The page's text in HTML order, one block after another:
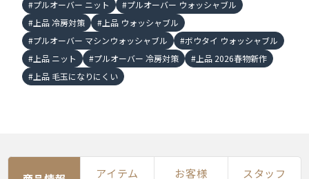
プルオーバー ニット
プルオーバー ウォッシャブル
上品 冷房対策
上品 ウォッシャブル
プルオーバー マシンウォッシャブル
ボウタイ ウォッシャブル
上品 ニット
プルオーバー 冷房対策
上品 2026春物新作
上品 毛玉になりにくい
アイテム お客様 スタッフ